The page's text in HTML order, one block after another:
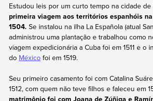
Estudou leis por um curto tempo na cidade de
primeira viagem aos territórios espanhóis
1504. Se instalou na ilha La Española (atual
administrou uma plantação e trabalhou como
viagem expedicionária a Cuba foi em 1511 e o
do Méxicofoi em 1519.
Seu primeiro casamento foi com Catalina
1512, com quem não teve filhos e faleceu em
matrimônio foi com Joana de Zúñiga e